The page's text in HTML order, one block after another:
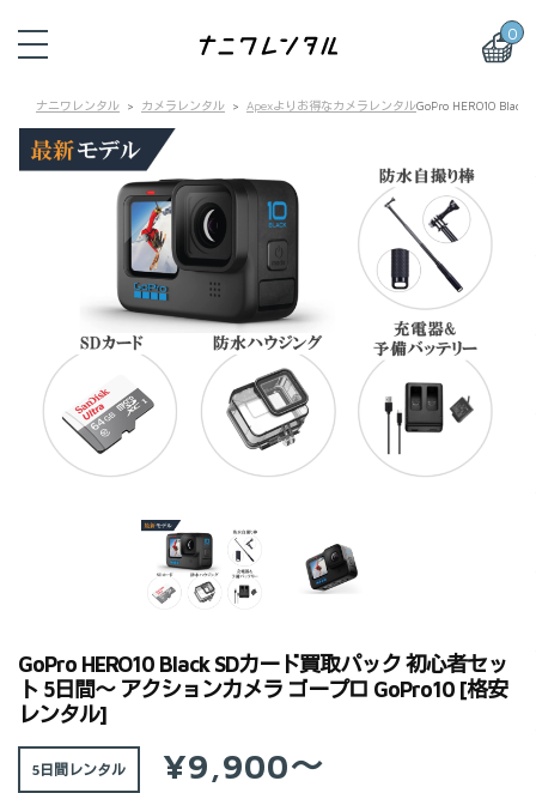
0
ナニワレンタル カメラレンタル Apexよりお得なカメラレンタルGoPro HERO10
GoPro HERO10 Black SDカード買取パック 初心者セッ
ト 5日間～ アクションカメラ ゴープロ GoPro10 [格安
レンタル]
5日間 ¥9,900～